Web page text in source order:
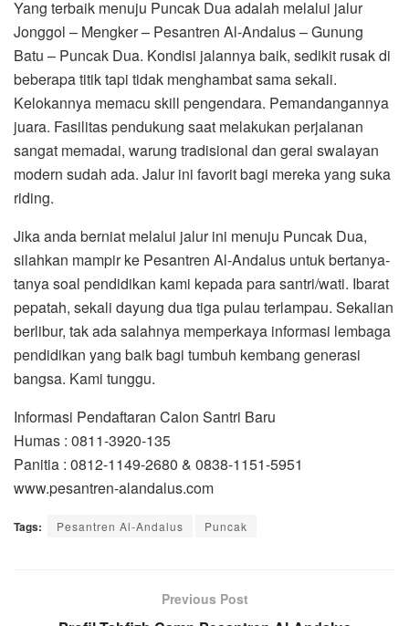
Yang terbaik menuju Puncak Dua adalah melalui jalur
Jonggol – Mengker – Pesantren Al-Andalus – Gunung
Batu – Puncak Dua. Kondisi jalannya baik, sedikit rusak di
beberapa titik tapi tidak menghambat sama sekali.
Kelokannya memacu skill pengendara. Pemandangannya
juara. Fasilitas pendukung saat melakukan perjalanan
sangat memadai, warung tradisional dan gerai swalayan
modern sudah ada. Jalur ini favorit bagi mereka yang suka
riding.
Jika anda berniat melalui jalur ini menuju Puncak Dua,
silahkan mampir ke Pesantren Al-Andalus untuk bertanya-
tanya soal pendidikan kami kepada para santri/wati. Ibarat
pepatah, sekali dayung dua tiga pulau terlampau. Sekalian
berlibur, tak ada salahnya memperkaya informasi lembaga
pendidikan yang baik bagi tumbuh kembang generasi
bangsa. Kami tunggu.
Informasi Pendaftaran Calon Santri Baru
Humas : 0811-3920-135
Panitia : 0812-1149-2680 & 0838-1151-5951
www.pesantren-alandalus.com
Tags: Pesantren Al-Andalus Puncak
Previous Post